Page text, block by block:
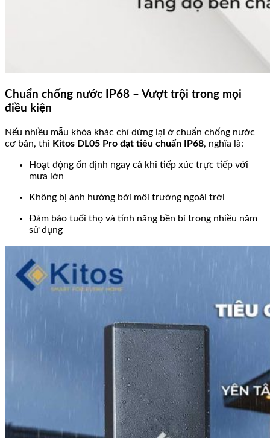
Chuẩn chống nước IP68 – Vượt trội trong mọi
điều kiện
Nếu nhiều mẫu khóa khác chỉ dừng lại ở chuẩn chống nước
cơ bản, thì Kitos DL05 Pro đạt tiêu chuẩn IP68, nghĩa là:
Hoạt động ổn định ngay cả khi tiếp xúc trực tiếp với
mưa lớn
Không bị ảnh hưởng bởi môi trường ngoài trời
Đảm bảo tuổi thọ và tính năng bền bỉ trong nhiều năm
sử dụng